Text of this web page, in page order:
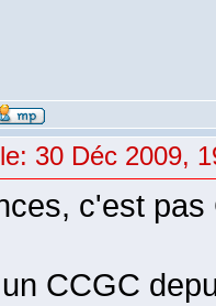
30 Déc 2009,
c'est pas
CCGC